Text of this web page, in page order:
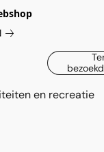
en recreatie